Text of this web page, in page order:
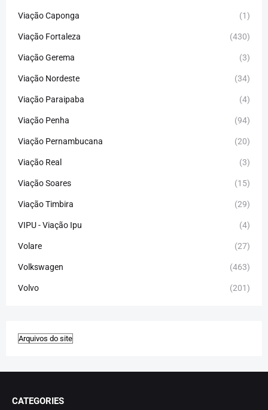
Viação Caponga (1)
Viação Fortaleza (430)
Viação Gerema (3)
Viação Nordeste (34)
Viação Paraipaba (4)
Viação Penha (94)
Viação Pernambucana (20)
Viação Real (3)
Viação Soares (15)
Viação Timbira (29)
VIPU - Viação Ipu (4)
Volare (27)
Volkswagen (463)
Volvo (201)
CATEGORIES